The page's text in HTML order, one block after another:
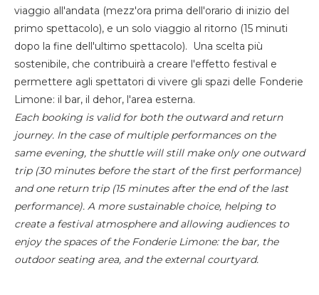
viaggio all'andata (mezz'ora prima dell'orario di inizio del
primo spettacolo), e un solo viaggio al ritorno (15 minuti
dopo la fine dell'ultimo spettacolo). Una scelta più
sostenibile, che contribuirà a creare l'effetto festival e
permettere agli spettatori di vivere gli spazi delle Fonderie
Limone: il bar, il dehor, l'area esterna.
Each booking is valid for both the outward and return
journey. In the case of multiple performances on the
same evening, the shuttle will still make only one outward
trip (30 minutes before the start of the first performance)
and one return trip (15 minutes after the end of the last
performance). A more sustainable choice, helping to
create a festival atmosphere and allowing audiences to
enjoy the spaces of the Fonderie Limone: the bar, the
outdoor seating area, and the external courtyard.